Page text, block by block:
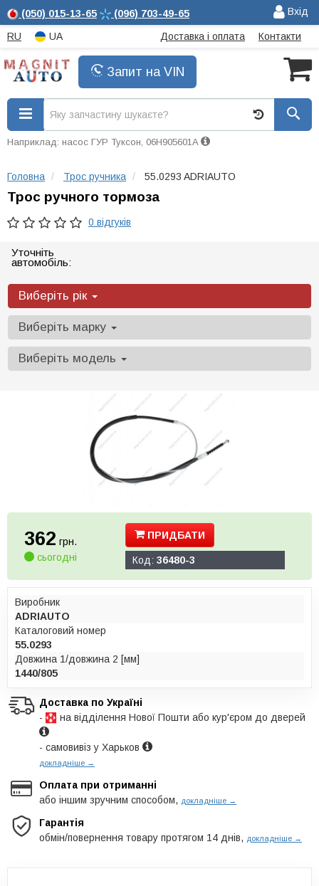
(050) 015-13-65 (096) 703-49-65 Вхід
RU UA Доставка і оплата Контакти
Запит на VIN
Наприклад: насос ГУР Туксон, 06H905601A
Головна Трос ручника 55.0293 ADRIAUTO
Трос ручного тормоза
0 відгуків
Уточніть
автомобіль:
Виберіть рік
Виберіть марку
Виберіть модель
362 грн.
сьогодні
ПРИДБАТИ
Код: 36480-3
Виробник
ADRIAUTO
Каталоговий номер
55.0293
Довжина 1/довжина 2 [мм]
1440/805
Доставка по Україні
-
на відділення Нової Пошти або кур'єром до дверей
- самовивіз у Харьков
докладніше →
Оплата при отриманні
або іншим зручним способом, докладніше →
Гарантія
обмін/повернення товару протягом 14 днів, докладніше →